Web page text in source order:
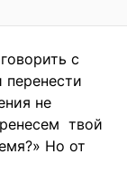
с
перенести
не
твой
Но от